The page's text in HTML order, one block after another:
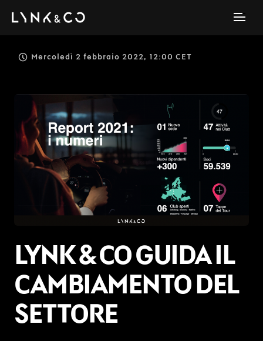
Mercoledì 2 febbraio 2022, 12:00 CET
LYNK & CO GUIDA IL
CAMBIAMENTO DEL
SETTORE